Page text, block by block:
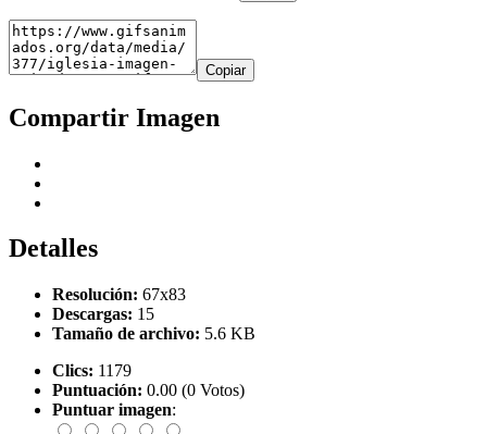
Copiar
Compartir Imagen
Detalles
Resolución: 67x83
Descargas: 15
Tamaño de archivo: 5.6 KB
Clics: 1179
Puntuación: 0.00 (0 Votos)
Puntuar imagen: